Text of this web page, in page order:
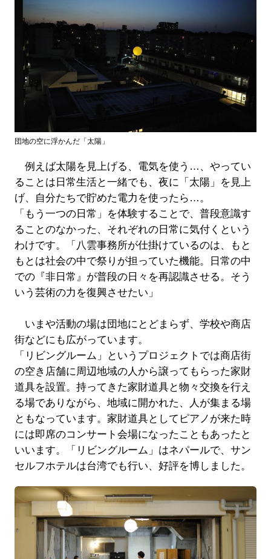
団地の空に浮かんだ「太陽」
例えば太陽を見上げる、電気を使う…、やってい
ることは日常生活と一緒でも、夜に「太陽」を見上
げ、自分たちで貯めた電力を使ったら…。
「もう一つの日常」を体験することで、普段意識す
ることのなかった、それぞれの日常に気付くという
わけです。「八雲事務所が仕掛けているのは、もと
もとは社会の中で祭りが担っていた機能。日常の中
での『非日常』が普段の日々を再認識させる。そう
いう芸術の力を復興させたい」
いまや活動の場は団地にとどまらず、学校や商店
街などにも広がっています。
「リビングルーム」というプロジェクトでは商店街
の空き店舗に周辺地域の人から譲ってもらった家財
道具を設置。持ってきた家財道具と物々交換を行え
る場でありながら、地域に開かれた、人が集まる場
ともなっています。家財道具としてピアノが来た時
には即席のコンサート会場になったこともあったと
いいます。「リビングルーム」はネパールで、サン
セルフホテルは台湾でも行い、好評を博しました。